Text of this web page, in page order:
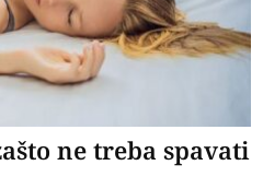
ne treba spavati